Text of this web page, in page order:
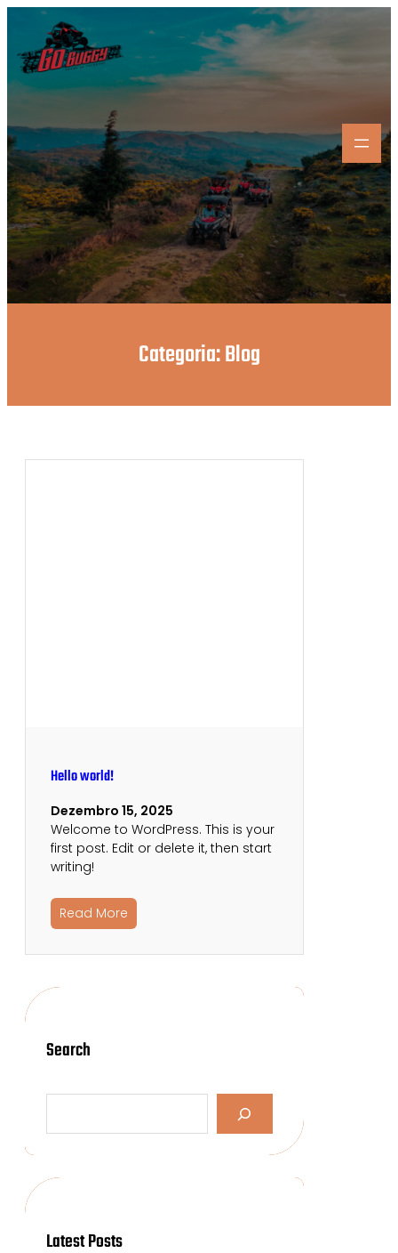
Saltar
conteúdo
Categoria:Blog
Hello world!
Dezembro 15, 2025
Welcome to WordPress. This is your
first post. Edit or delete it, then start
writing!
Read More
Search
a
c
Latest Posts